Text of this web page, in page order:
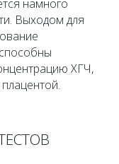
намного
Выходом для
ХГЧ,